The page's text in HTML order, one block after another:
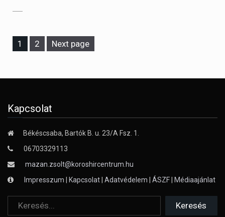
Page
1 Page
2 Next page
Kapcsolat
Békéscsaba, Bartók B. u. 23/A Fsz. 1.
06703329113
mazan.zsolt@koroshircentrum.hu
Impresszum
Kapcsolat Adatvédelem ÁSZF Médiaajánlat